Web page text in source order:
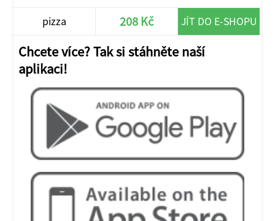
pizza 208 Kč JÍT DO E-SHOPU
Chcete více? Tak si stáhněte naší
aplikaci!